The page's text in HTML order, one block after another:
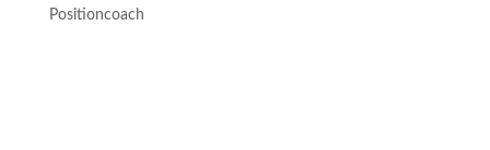
Positioncoach